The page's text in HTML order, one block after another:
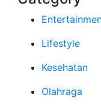
Lifestyle
Kesehatan
Olahraga